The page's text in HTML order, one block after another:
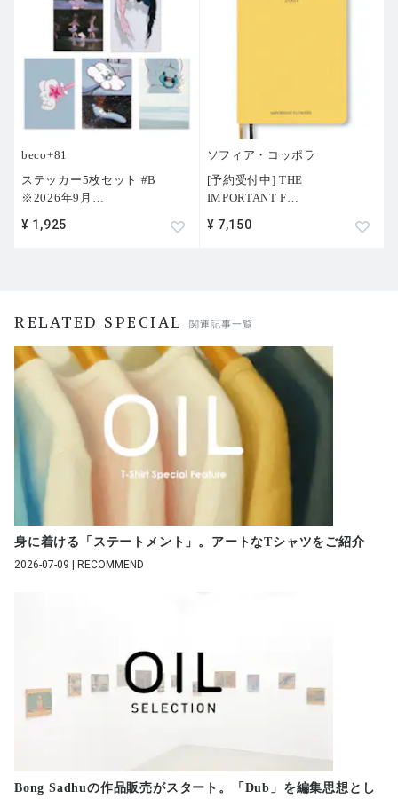
beco+81
ステッカー5枚セット #B
※2026年9月 …
¥ 1,925
ソフィア・コッポラ
[予約受付中] THE
IMPORTANT F…
¥ 7,150
RELATED SPECIAL 関連記事一覧
身に着ける「ステートメント」。アートなTシャツをご紹介
2026-07-09 | RECOMMEND
Bong Sadhuの作品販売がスタート。「Dub」を編集思想とし